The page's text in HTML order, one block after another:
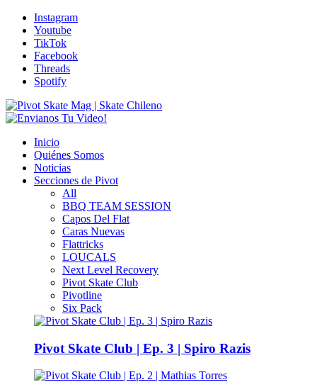
Instagram
Youtube
TikTok
Facebook
Threads
Spotify
Inicio
Quiénes Somos
Noticias
Secciones de Pivot
All
BBQ TEAM SESSION
Capos Del Flat
Caras Nuevas
Flattricks
LOUCALS
Next Level Recovery
Pivot Skate Club
Pivotline
Six Pack
Pivot Skate Club | Ep. 3 | Spiro Razis